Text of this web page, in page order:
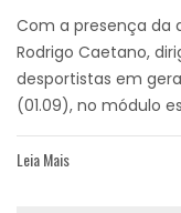
Com a presença da
Rodrigo Caetano,
desportistas em
(01.09), no módulo
Leia Mais